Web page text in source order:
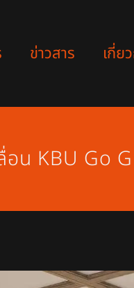
ข่าวสาร เกี่ย
น KBU Go